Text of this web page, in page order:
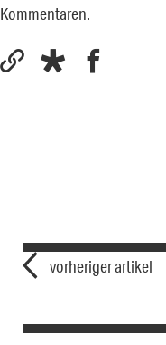
Kommentaren.
vorheriger artikel